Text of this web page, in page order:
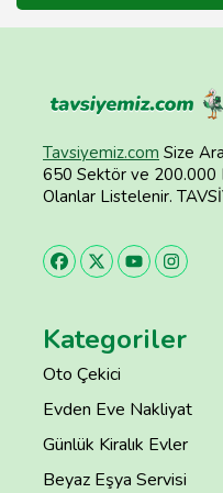
Tavsiyemiz.com Size
650 Sektör ve 200.000
Olanlar Listelenir.
Kategoriler
Oto Çekici
Evden Eve Nakliyat
Günlük Kiralık Evler
Beyaz Eşya Servisi